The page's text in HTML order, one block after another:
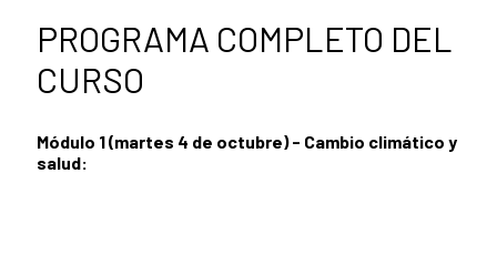
PROGRAMA COMPLETO DEL
CURSO
Módulo 1 (martes 4 de octubre) - Cambio climático y
salud: